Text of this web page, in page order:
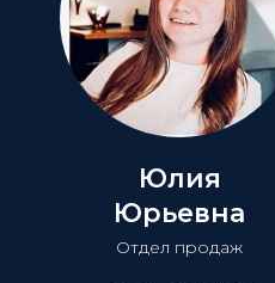
Юлия
Юрьевна
Отдел продаж